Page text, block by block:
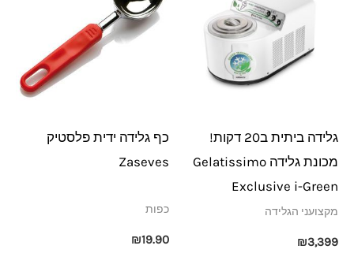
גלידה ביתית ב20 דקות!
מכונת גלידה Gelatissimo
Exclusive i-Green
מקצועני הגלידה
₪3,399
כף גלידה ידית פלסטיק
Zaseves
כפות
₪19.90